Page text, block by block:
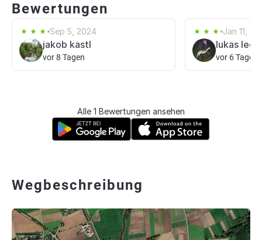
Bewertungen
Sep 5, 2024
jakob kastl
vor 8 Tagen
Jan 11,
lukas leeg
vor 6 Tagen
Alle 1 Bewertungen ansehen
Wegbeschreibung